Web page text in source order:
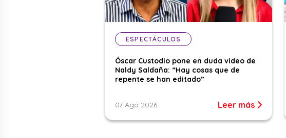
ESPECTÁCULOS
Óscar Custodio pone en duda video de
Naldy Saldaña: “Hay cosas que de
repente se han editado”
07 Ago 2026 Leer más